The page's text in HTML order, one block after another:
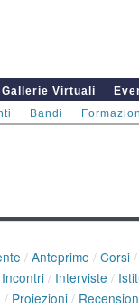
Gallerie Virtuali
Bandi
/ Anteprime / Corsi
Incontri / Interviste /
/ Proiezioni /